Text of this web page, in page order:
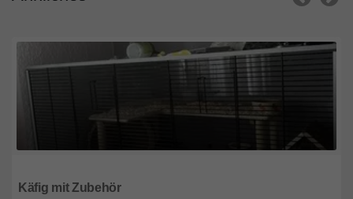
Käfig mit Zubehör